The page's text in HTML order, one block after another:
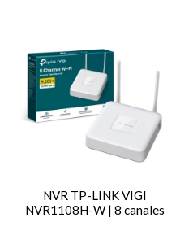
NVR TP-LINK VIGI
NVR1108H-W | 8 canales